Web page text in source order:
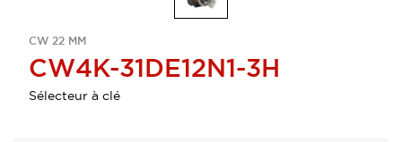
CW 22 MM
CW4K-31DE12N1-3H
Sélecteur à clé